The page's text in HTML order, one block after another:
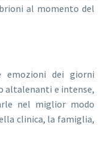
al momento del
emozioni dei giorni
altalenanti e intense,
nel miglior modo
clinica, la famiglia,